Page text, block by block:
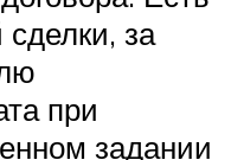
за
при
задании